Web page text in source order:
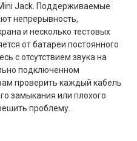
Jack. Поддерживаемые
непрерывность,
и несколько тестовых
от батареи постоянного
с отсутствием звука на
подключенном
проверить каждый кабель
замыкания или плохого
проблему.